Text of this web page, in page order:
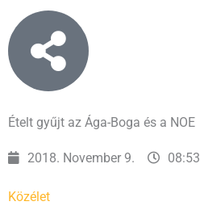
Ételt gyűjt az Ága-Boga és a NOE
2018. November 9. 08:53
Közélet